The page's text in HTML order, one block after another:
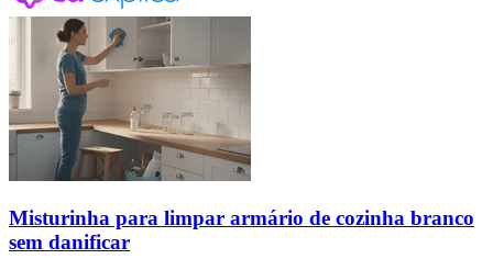
Misturinha para limpar armário de cozinha branco
sem danificar